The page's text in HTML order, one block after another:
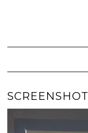
SCREENSHOT